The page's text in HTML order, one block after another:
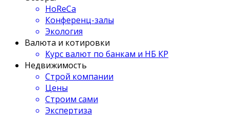
HoReCa
Конференц-залы
Экология
Валюта и котировки
Курс валют по банкам и НБ КР
Недвижимость
Строй компании
Цены
Строим сами
Экспертиза